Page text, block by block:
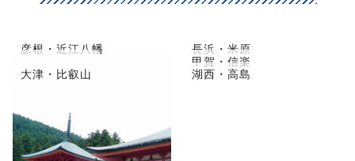
彦根・近江八幡
長浜・米原
甲賀・信楽
大津・比叡山
湖西・高島